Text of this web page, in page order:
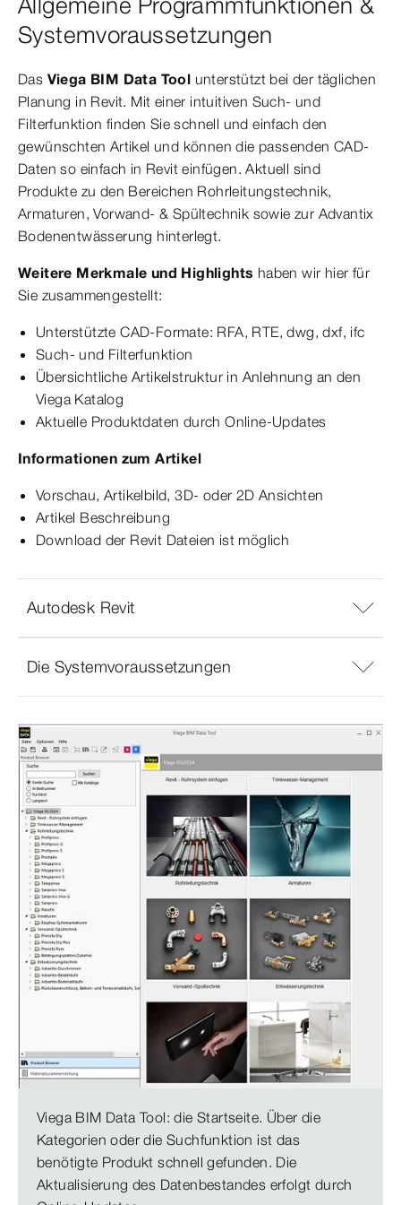
Systemvoraussetzungen
Das Viega BIM Data Tool unterstützt bei der täglichen
Planung in Revit. Mit einer intuitiven Such- und
Filterfunktion finden Sie schnell und einfach den
gewünschten Artikel und können die passenden CAD-
Daten so einfach in Revit einfügen. Aktuell sind
Produkte zu den Bereichen Rohrleitungstechnik,
Armaturen, Vorwand- & Spültechnik sowie zur Advantix
Bodenentwässerung hinterlegt.
Weitere Merkmale und Highlights haben wir hier für
Sie zusammengestellt:
Unterstützte CAD-Formate: RFA, RTE, dwg, dxf, ifc
Such- und Filterfunktion
Übersichtliche Artikelstruktur in Anlehnung an den
Viega Katalog
Aktuelle Produktdaten durch Online-Updates
Informationen zum Artikel
Vorschau, Artikelbild, 3D- oder 2D Ansichten
Artikel Beschreibung
Download der Revit Dateien ist möglich
Autodesk Revit
Die Systemvoraussetzungen
Viega BIM Data Tool: die Startseite. Über die
Kategorien oder die Suchfunktion ist das
benötigte Produkt schnell gefunden. Die
Aktualisierung des Datenbestandes erfolgt durch